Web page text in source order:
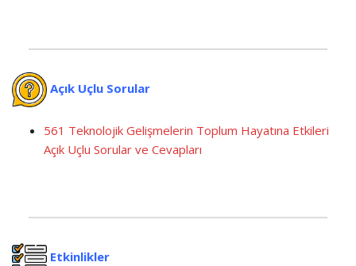
Açık Uçlu Sorular
561 Teknolojik Gelişmelerin Toplum Hayatına Etkileri
Açık Uçlu Sorular ve Cevapları
Etkinlikler